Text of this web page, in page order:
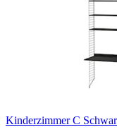
Kinderzimmer C